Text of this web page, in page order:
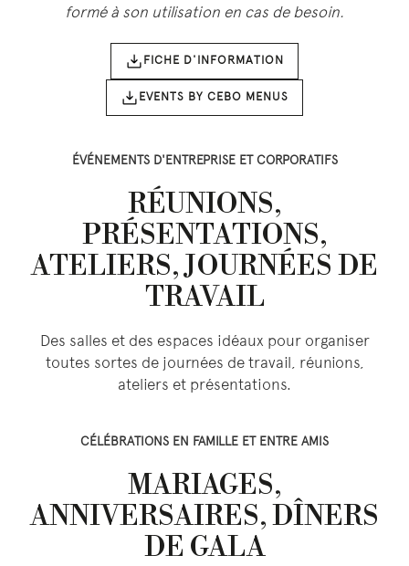
formé à son utilisation en cas de besoin.
FICHE D'INFORMATION
EVENTS BY CEBO MENUS
ÉVÉNEMENTS D'ENTREPRISE ET CORPORATIFS
RÉUNIONS,
PRÉSENTATIONS,
ATELIERS, JOURNÉES DE
TRAVAIL
Des salles et des espaces idéaux pour organiser
toutes sortes de journées de travail, réunions,
ateliers et présentations.
CÉLÉBRATIONS EN FAMILLE ET ENTRE AMIS
MARIAGES,
ANNIVERSAIRES, DÎNERS
DE GALA